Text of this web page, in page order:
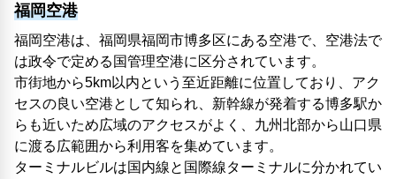
福岡空港
福岡空港は、福岡県福岡市博多区にある空港で、空港法で
は政令で定める国管理空港に区分されています。
市街地から5km以内という至近距離に位置しており、アク
セスの良い空港として知られ、新幹線が発着する博多駅か
らも近いため広域のアクセスがよく、九州北部から山口県
に渡る広範囲から利用客を集めています。
ターミナルビルは国内線と国際線ターミナルに分かれてい